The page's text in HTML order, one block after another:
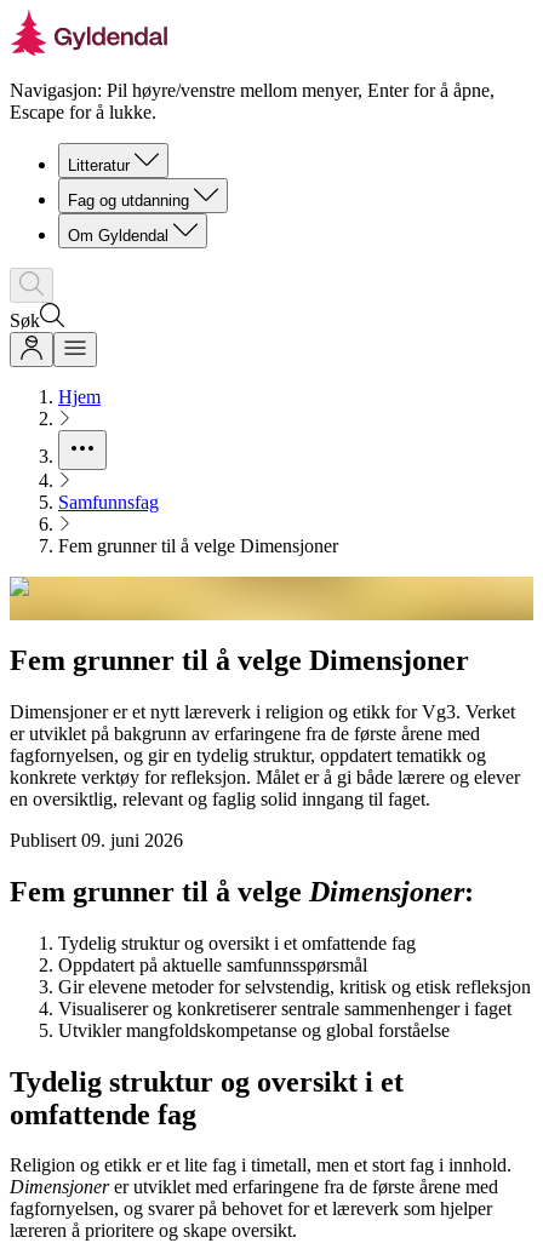
Navigasjon: Pil høyre/venstre mellom menyer, Enter for å åpne,
Escape for å lukke.
Litteratur
Fag og utdanning
Om Gyldendal
Søk
Hjem
Samfunnsfag
Fem grunner til å velge Dimensjoner
Fem grunner til å velge Dimensjoner
Dimensjoner er et nytt læreverk i religion og etikk for Vg3. Verket
er utviklet på bakgrunn av erfaringene fra de første årene med
fagfornyelsen, og gir en tydelig struktur, oppdatert tematikk og
konkrete verktøy for refleksjon. Målet er å gi både lærere og elever
en oversiktlig, relevant og faglig solid inngang til faget.
Publisert 09. juni 2026
Fem grunner til å velge Dimensjoner:
Tydelig struktur og oversikt i et omfattende fag
Oppdatert på aktuelle samfunnsspørsmål
Gir elevene metoder for selvstendig, kritisk og etisk refleksjon
Visualiserer og konkretiserer sentrale sammenhenger i faget
Utvikler mangfoldskompetanse og global forståelse
Tydelig struktur og oversikt i et
omfattende fag
Religion og etikk er et lite fag i timetall, men et stort fag i innhold.
Dimensjonerer utviklet med erfaringene fra de første årene med
fagfornyelsen, og svarer på behovet for et læreverk som hjelper
læreren å prioritere og skape oversikt.